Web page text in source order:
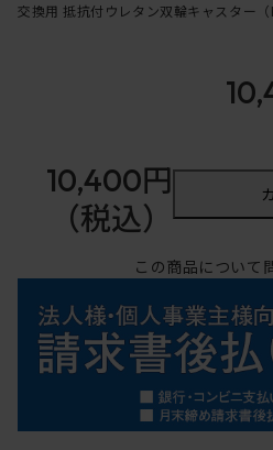
交換用 抵抗付ウレタン双輪キャスター
10,400円
（税込）
この商品について